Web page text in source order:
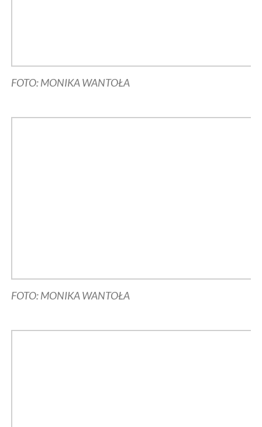
FOTO: MONIKA WANTOŁA
FOTO: MONIKA WANTOŁA